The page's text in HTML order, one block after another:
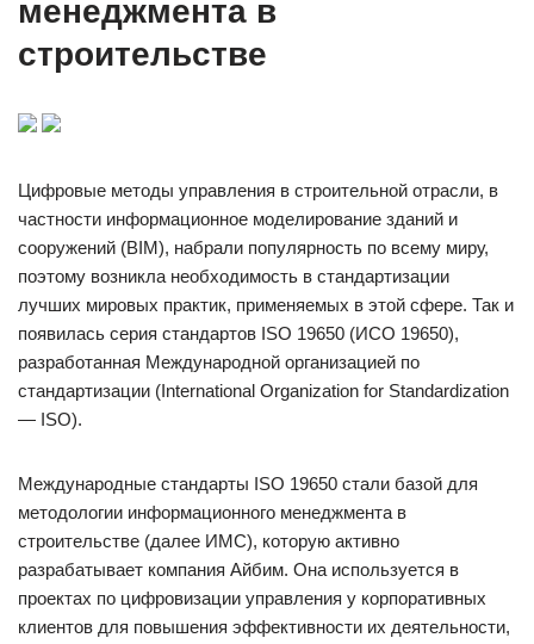
менеджмента в
строительстве
Цифровые методы управления в строительной отрасли, в
частности информационное моделирование зданий и
сооружений (BIM), набрали популярность по всему миру,
поэтому возникла необходимость в стандартизации
лучших мировых практик, применяемых в этой сфере. Так и
появилась серия стандартов ISO 19650 (ИСО 19650),
разработанная Международной организацией по
стандартизации (International Organization for Standardization
— ISO).
Международные стандарты ISO 19650 стали базой для
методологии информационного менеджмента в
строительстве (далее ИМС), которую активно
разрабатывает компания Айбим. Она используется в
проектах по цифровизации управления у корпоративных
клиентов для повышения эффективности их деятельности,